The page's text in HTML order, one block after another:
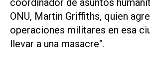
coordinador de asuntos
ONU, Martin Griffiths, quien
operaciones militares en esa
llevar a una masacre".